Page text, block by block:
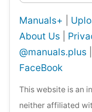
Manuals+
About Us
@manuals.plus
FaceBook
This website is an
neither affiliated